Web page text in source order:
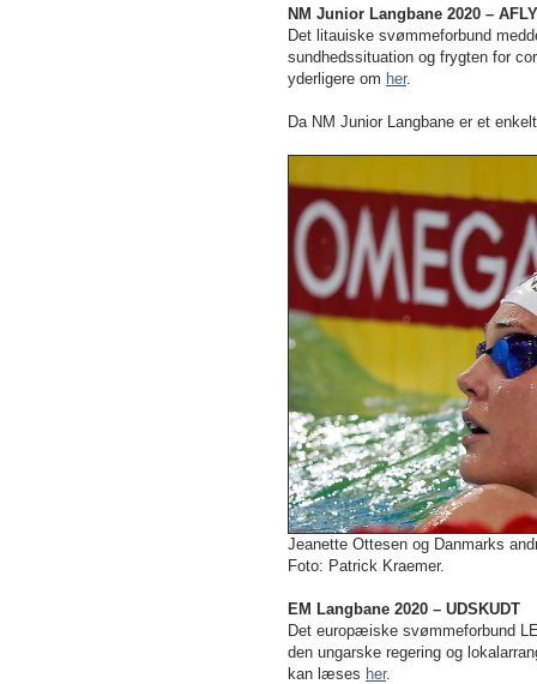
NM Junior Langbane 2020 –
Det litauiske svømmeforbund
sundhedssituation og frygten for
yderligere om her.
Da NM Junior Langbane er et
Jeanette Ottesen og Danmarks
Foto: Patrick Kraemer.
EM Langbane 2020 – UDSKUDT
Det europæiske svømmeforbund
den ungarske regering og
kan læses her.